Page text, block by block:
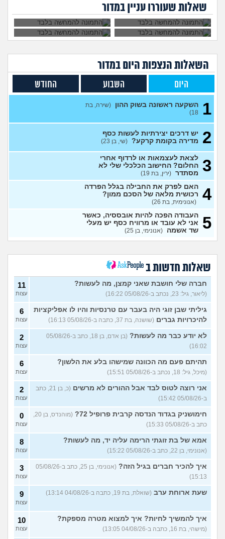
מלון במצוקה (מישהי, בת 30)
האם יש לכם עצות לגבי הבדל
הכנסה בזוגיות?
(כינוי, בן 23)
7
מטחברות, יש למישהו מידע
היכן ניתן להשיג כמות גדולה?
(שני, בת 30)
עצות
דילמת חיים: להשקיע 140,000
(ירין, בת 24)
עדיף לשלם סכום גדול
למכללה או לפתוח חיסכון?
(א, בת 26)
1
אחותי מכורה לסמים ונקלעה
לחובות, איך מתמודדים?
(נקטרינה, בת 30)
6
איך לבטל הכל ולהחזיר את
הסכום ששילמתי?
(אנונימית, בת
90)
0
מרגיש תקוע במקום מבחינת
עבודה והחיים (עוד אחד, בן 31)
1
איך לעזאזל בעל עסק יכול
לעשות פה כסף? (סתםאחד, בן
עצות
איך להרוויח הרבה כסף?
(Lisa,
בן 22)
איך אני יכול להתעשר על ידי
הקמת עסק בעצמי מאפס?
(Alisa, בת 20)
4
עצות
אוהב לבזבז יותר מידי, זה
בעייתי לחיות ככה? (אוהב לבזבז,
בן 35)
4
עצות
האם כדאי למכור את הקרן
כספית קסם אקטיב אירו?
(יפה, בת 31)
9
עצות
תשלום טיפ בקופה - זה הגיוני? 4
אמורה לקבל ירושה, מה לעשות
10
מרגישה בתחתית כלכלית,
בעבודה בהכל יש לי סיבה?
(עמית, בת 24)
18
עצות
אם אני מוריד את המשוואה של
ההשוואה בצד האם אני ואישתי
במצב טוב?
(ריי מסטיריו, בן
29)
5
עצות
שוקל למשוך כספי פנסיה
תגמולים, מה ההשלכות של
5
עצות
עוד שאלות חדשות במדור
שאלות שעוררו עניין במדור
להפקיד לקרן
הפנסיה?
מה לעשות ואיפה
להשקיע?
השאלות הנצפות היוםבמדור
היום השבוע החודש
1 השקעה ראשונה בשוק ההון (שירה, בת
18)
2
יש דרכים יצירתיות לעשות כסף
מדירה בקומת קרקע? (שי, בן 23)
3 לצאת לעצמאות או לרדוף אחרי
החלום? החישוב הכלכלי שלי לא
מסתדר (ירין, בת 19)
4 האם לפרק את החבילה בגלל הפרדה
רכושית מלאה של הסכם ממון?
(אנונימית, בת 26)
5 העבודה הפכה להיות אובססיה, כאשר
אני לא עובד או מרוויח כסף יש מעלי
שד אשמה (אנונימי, בן 25)
שאלות חדשות ב
חברה שלי חושבת שאני קמצן, מה לעשות?
(ליאור, גיל: 23, נכתב ב-05/08/26 16:22)
11
עצות
גיליתי שבן זוגי היה בעבר עם טרנסיות והיו לו אפליקציות
להיכרויות גברים (שושנה, בת 37, כתבה ב-05/08/26 16:13)
6
עצות
לא יודע כבר מה לעשות?
(בן אדם, בן 18, כתב ב-05/08/26
16:02)
2
עצות
תהיתם פעם מה הכוונה שמישהו בלע את הלשון?
(מיכל, גיל: 18, נכתב ב-05/08/26 15:51)
6
עצות
אני רוצה לטוס לבד אבל ההורים לא מרשים
(כ, בן 21, כתב
ב-05/08/26 15:42)
2
עצות
חימושניק בגדוד הנדסה קרבית פרופיל 72?
(מוהנדס, בן 20,
כתב ב-05/08/26 15:33)
0
עצות
אמא של בת זוגתי הרימה עליה יד, מה לעשות?
(אנונימי, בן 22, כתב ב-05/08/26 15:22)
8
עצות
איך להכיר חברים בגיל הזה?
(אנונימי, בן 25, כתב ב-05/08/26
15:13)
3
עצות
שעת ארוחת ערב (שואלת, בת 19, כתבה ב-04/08/26 13:14) 9
עצות
איך להמשיך לחיות? איך למצוא מטרה מספקת?
(מישהי, בת 16, כתבה ב-04/08/26 13:05)
10
עצות